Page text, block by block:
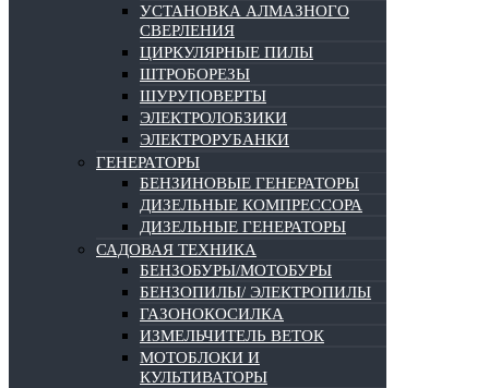
УСТАНОВКА АЛМАЗНОГО
СВЕРЛЕНИЯ
ЦИРКУЛЯРНЫЕ ПИЛЫ
ШТРОБОРЕЗЫ
ШУРУПОВЕРТЫ
ЭЛЕКТРОЛОБЗИКИ
ЭЛЕКТРОРУБАНКИ
ГЕНЕРАТОРЫ
БЕНЗИНОВЫЕ ГЕНЕРАТОРЫ
ДИЗЕЛЬНЫЕ КОМПРЕССОРА
ДИЗЕЛЬНЫЕ ГЕНЕРАТОРЫ
САДОВАЯ ТЕХНИКА
БЕНЗОБУРЫ/МОТОБУРЫ
БЕНЗОПИЛЫ/ ЭЛЕКТРОПИЛЫ
ГАЗОНОКОСИЛКА
ИЗМЕЛЬЧИТЕЛЬ ВЕТОК
МОТОБЛОКИ И
КУЛЬТИВАТОРЫ